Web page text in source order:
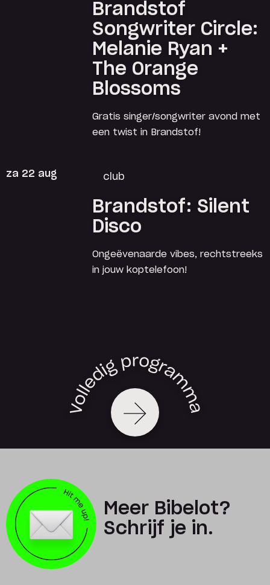
Brandstof
Songwriter Circle:
Melanie Ryan +
The Orange
Blossoms
Gratis singer/songwriter avond met
een twist in Brandstof!
za 22 aug club
Brandstof: Silent
Disco
Ongeëvenaarde vibes, rechtstreeks
in jouw koptelefoon!
Meer Bibelot?
Schrijf je in.